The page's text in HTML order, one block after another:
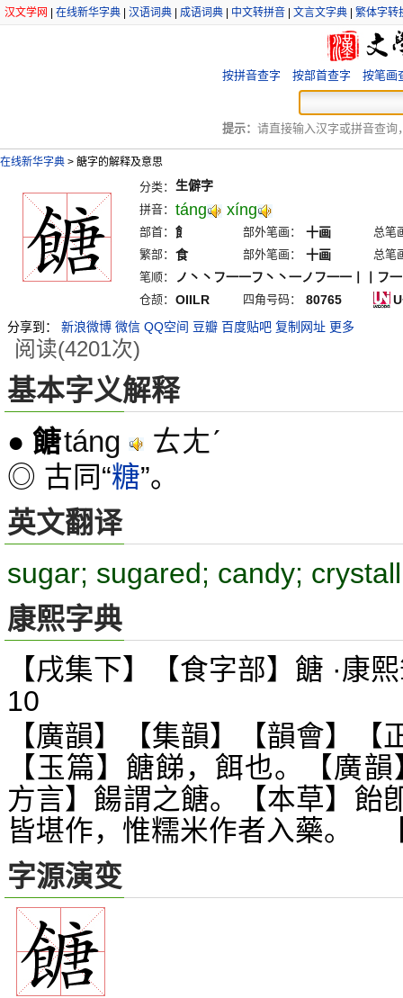
汉文学网 在线新华字典 汉语词典 成语词典 中文转拼音 文言文字典 繁体字转
按拼音查字 按部首查字 按笔画
提示： 请直接输入汉字或拼音查询
在线新华字典 > 餹字的解释及意思
分类： 生僻字
拼音： táng xíng
部首： 飠 部外笔画： 十画
总笔
繁部： 食 部外笔画： 十画
总笔
笔顺：
ノ丶丶フ一一フ丶丶一ノフ一一丨丨フ一
仓颉： OIILR 四角号码： 80765
分享到：
新浪微博 微信 QQ空间 豆瓣 百度贴吧 复制网址 更多
阅读(4201次)
基本字义解释
● 餹táng ㄊㄤˊ
◎ 古同“糖”。
英文翻译
sugar; sugared; candy;
康熙字典
【戌集下】【食字部】餹 ·康
10
【廣韻】【集韻】【韻會】【
【玉篇】餹䬾 ，餌也。【廣韻
方言】餳謂之餹。【本草】飴
皆堪作，惟糯米作者入藥。
字源演变